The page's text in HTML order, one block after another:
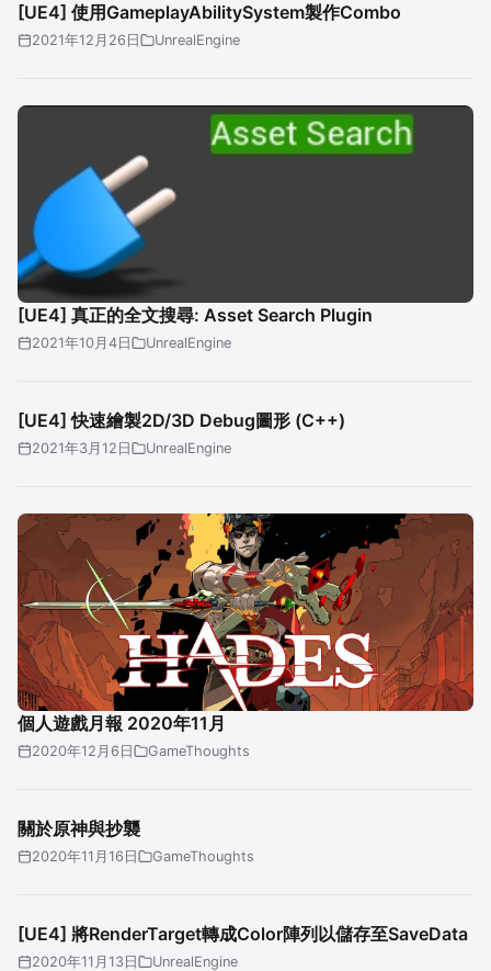
[UE4] 使用GameplayAbilitySystem製作Combo
2021年12月26日 UnrealEngine
[UE4] 真正的全文搜尋: Asset Search Plugin
2021年10月4日 UnrealEngine
[UE4] 快速繪製2D/3D Debug圖形 (C++)
2021年3月12日 UnrealEngine
個人遊戲月報 2020年11月
2020年12月6日 GameThoughts
關於原神與抄襲
2020年11月16日 GameThoughts
[UE4] 將RenderTarget轉成Color陣列以儲存至SaveData
2020年11月13日 UnrealEngine